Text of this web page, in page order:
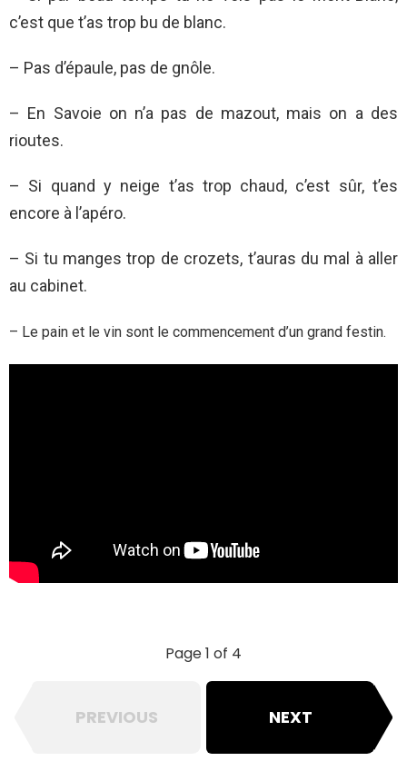
c’est que t’as trop bu de blanc.
– Pas d’épaule, pas de gnôle.
– En Savoie on n’a pas de mazout, mais on a des
rioutes.
– Si quand y neige t’as trop chaud, c’est sûr, t’es
encore à l’apéro.
– Si tu manges trop de crozets, t’auras du mal à aller
au cabinet.
– Le pain et le vin sont le commencement d’un grand festin.
Page 1 of 4
PREVIOUS NEXT